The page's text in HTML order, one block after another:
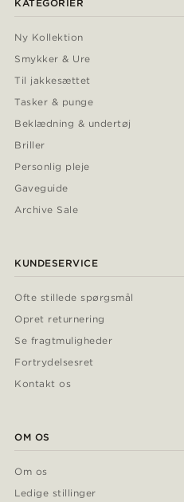
KATEGORIER
Ny Kollektion
Smykker & Ure
Til jakkesættet
Tasker & punge
Beklædning & undertøj
Briller
Personlig pleje
Gaveguide
Archive Sale
KUNDESERVICE
Ofte stillede spørgsmål
Opret returnering
Se fragtmuligheder
Fortrydelsesret
Kontakt os
OM OS
Om os
Ledige stillinger